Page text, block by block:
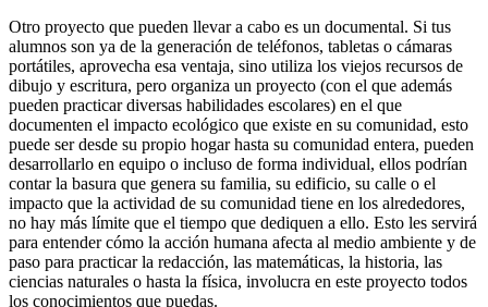
Otro proyecto que pueden llevar a cabo es un documental. Si tus
alumnos son ya de la generación de teléfonos, tabletas o cámaras
portátiles, aprovecha esa ventaja, sino utiliza los viejos recursos de
dibujo y escritura, pero organiza un proyecto (con el que además
pueden practicar diversas habilidades escolares) en el que
documenten el impacto ecológico que existe en su comunidad, esto
puede ser desde su propio hogar hasta su comunidad entera, pueden
desarrollarlo en equipo o incluso de forma individual, ellos podrían
contar la basura que genera su familia, su edificio, su calle o el
impacto que la actividad de su comunidad tiene en los alrededores,
no hay más límite que el tiempo que dediquen a ello. Esto les servirá
para entender cómo la acción humana afecta al medio ambiente y de
paso para practicar la redacción, las matemáticas, la historia, las
ciencias naturales o hasta la física, involucra en este proyecto todos
los conocimientos que puedas.